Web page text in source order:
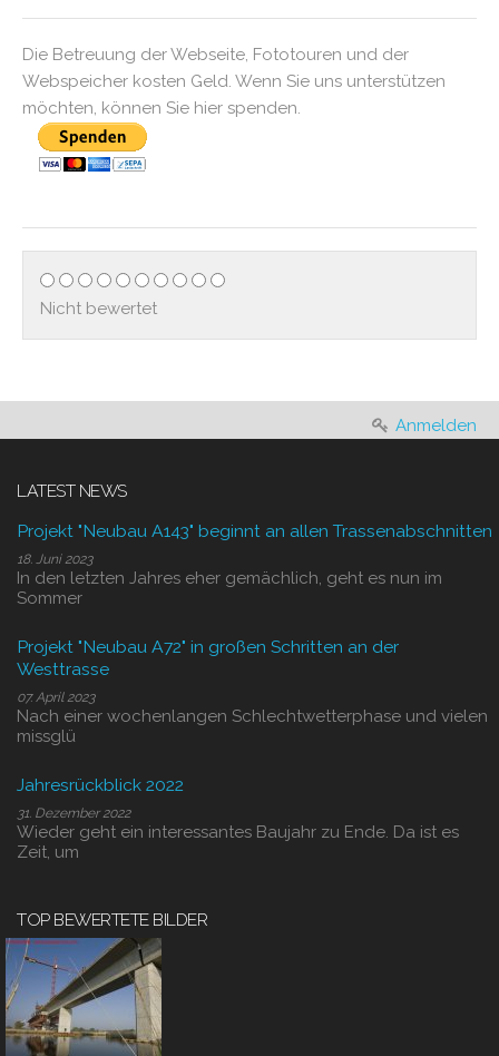
Die Betreuung der Webseite, Fototouren und der
Webspeicher kosten Geld. Wenn Sie uns unterstützen
möchten, können Sie hier spenden.
Nicht bewertet
Anmelden
LATEST NEWS
Projekt "Neubau A143" beginnt an allen Trassenabschnitten
18. Juni 2023
In den letzten Jahres eher gemächlich, geht es nun im
Sommer
Projekt "Neubau A72" in großen Schritten an der
Westtrasse
07. April 2023
Nach einer wochenlangen Schlechtwetterphase und vielen
missglü
Jahresrückblick 2022
31. Dezember 2022
Wieder geht ein interessantes Baujahr zu Ende. Da ist es
Zeit, um
TOP BEWERTETE BILDER